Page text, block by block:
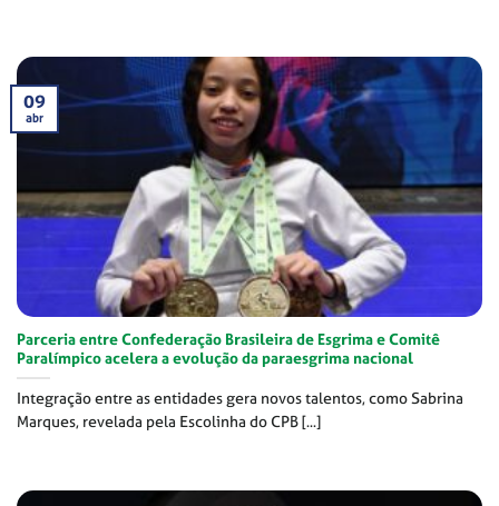
Parceria entre Confederação Brasileira de Esgrima e Comitê
Paralímpico acelera a evolução da paraesgrima nacional
Integração entre as entidades gera novos talentos, como Sabrina
Marques, revelada pela Escolinha do CPB [...]
09
abr